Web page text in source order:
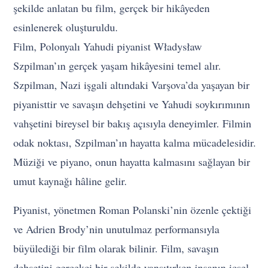
şekilde anlatan bu film, gerçek bir hikâyeden
esinlenerek oluşturuldu.
Film, Polonyalı Yahudi piyanist Władysław
Szpilman’ın gerçek yaşam hikâyesini temel alır.
Szpilman, Nazi işgali altındaki Varşova’da yaşayan bir
piyanisttir ve savaşın dehşetini ve Yahudi soykırımının
vahşetini bireysel bir bakış açısıyla deneyimler. Filmin
odak noktası, Szpilman’ın hayatta kalma mücadelesidir.
Müziği ve piyano, onun hayatta kalmasını sağlayan bir
umut kaynağı hâline gelir.
Piyanist, yönetmen Roman Polanski’nin özenle çektiği
ve Adrien Brody’nin unutulmaz performansıyla
büyülediği bir film olarak bilinir. Film, savaşın